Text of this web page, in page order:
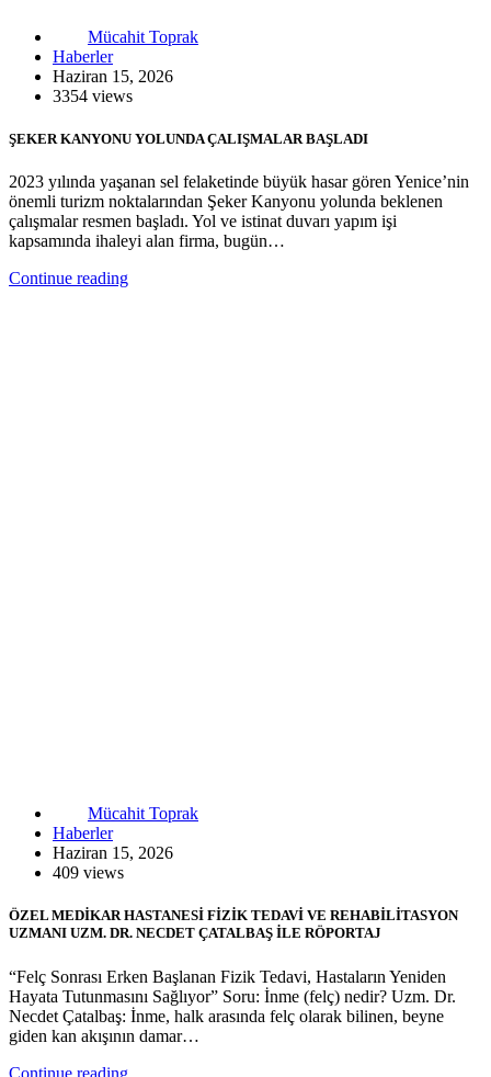
Mücahit Toprak
Haberler
Haziran 15, 2026
3354 views
ŞEKER KANYONU YOLUNDA ÇALIŞMALAR BAŞLADI
2023 yılında yaşanan sel felaketinde büyük hasar gören Yenice’nin
önemli turizm noktalarından Şeker Kanyonu yolunda beklenen
çalışmalar resmen başladı. Yol ve istinat duvarı yapım işi
kapsamında ihaleyi alan firma, bugün…
Continue reading
Mücahit Toprak
Haberler
Haziran 15, 2026
409 views
ÖZEL MEDİKAR HASTANESİ FİZİK TEDAVİ VE REHABİLİTASYON
UZMANI UZM. DR. NECDET ÇATALBAŞ İLE RÖPORTAJ
“Felç Sonrası Erken Başlanan Fizik Tedavi, Hastaların Yeniden
Hayata Tutunmasını Sağlıyor” Soru: İnme (felç) nedir? Uzm. Dr.
Necdet Çatalbaş: İnme, halk arasında felç olarak bilinen, beyne
giden kan akışının damar…
Continue reading